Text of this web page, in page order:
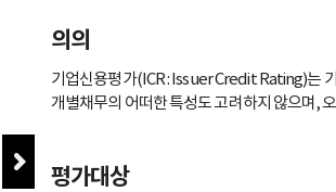
의의
기업신용평가(ICR : Issuer Credit Rating)는
개별채무의 어떠한 특성도 고려하지 않으며,
평가대상